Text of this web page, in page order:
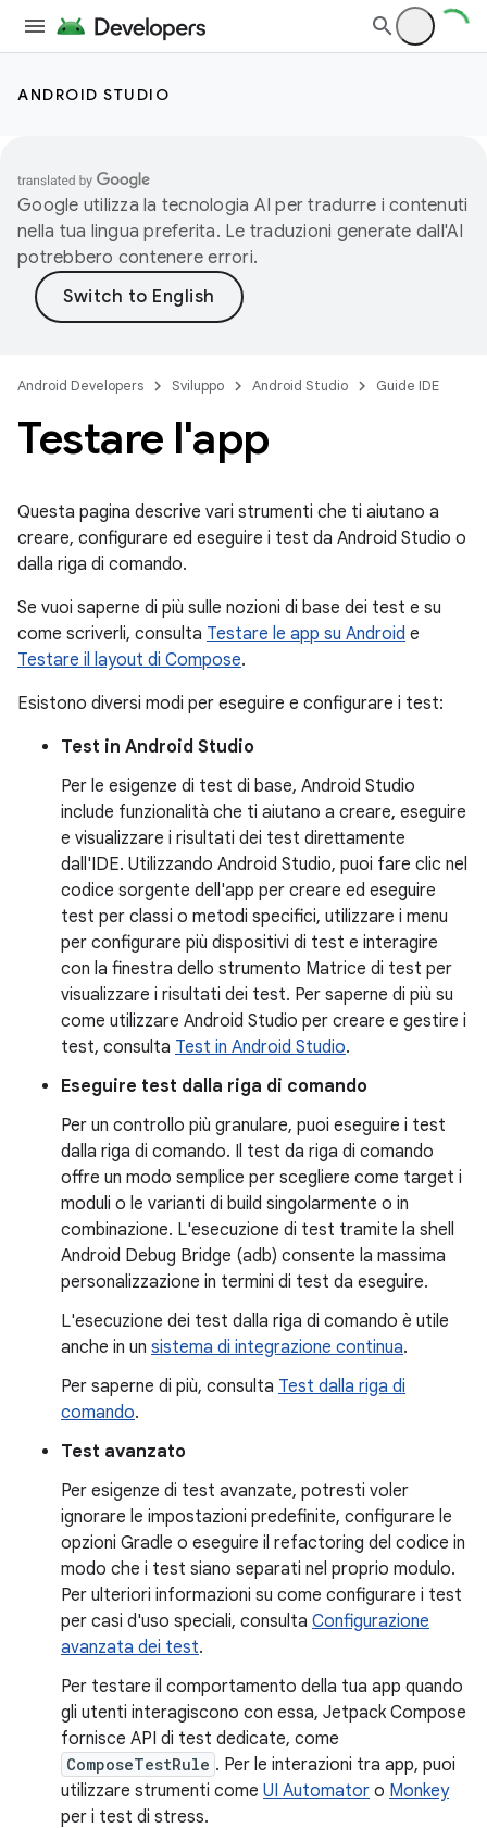
ANDROID STUDIO
Google utilizza la tecnologia AI per tradurre i contenuti
nella tua lingua preferita. Le traduzioni generate dall'AI
potrebbero contenere errori.
Android Developers Sviluppo Android Studio Guide IDE
Testare l'app
Questa pagina descrive vari strumenti che ti aiutano a
creare, configurare ed eseguire i test da Android Studio o
dalla riga di comando.
Se vuoi saperne di più sulle nozioni di base dei test e su
come scriverli, consulta Testare le app su Android e
Testare il layout di Compose.
Esistono diversi modi per eseguire e configurare i test:
Test in Android Studio
Per le esigenze di test di base, Android Studio
include funzionalità che ti aiutano a creare, eseguire
e visualizzare i risultati dei test direttamente
dall'IDE. Utilizzando Android Studio, puoi fare clic nel
codice sorgente dell'app per creare ed eseguire
test per classi o metodi specifici, utilizzare i menu
per configurare più dispositivi di test e interagire
con la finestra dello strumento Matrice di test per
visualizzare i risultati dei test. Per saperne di più su
come utilizzare Android Studio per creare e gestire i
test, consulta Test in Android Studio.
Eseguire test dalla riga di comando
Per un controllo più granulare, puoi eseguire i test
dalla riga di comando. Il test da riga di comando
offre un modo semplice per scegliere come target i
moduli o le varianti di build singolarmente o in
combinazione. L'esecuzione di test tramite la shell
Android Debug Bridge (adb) consente la massima
personalizzazione in termini di test da eseguire.
L'esecuzione dei test dalla riga di comando è utile
anche in un sistema di integrazione continua.
Per saperne di più, consulta Test dalla riga di
comando.
Test avanzato
Per esigenze di test avanzate, potresti voler
ignorare le impostazioni predefinite, configurare le
opzioni Gradle o eseguire il refactoring del codice in
modo che i test siano separati nel proprio modulo.
Per ulteriori informazioni su come configurare i test
per casi d'uso speciali, consulta Configurazione
avanzata dei test.
Per testare il comportamento della tua app quando
gli utenti interagiscono con essa, Jetpack Compose
fornisce API di test dedicate, come
ComposeTestRule . Per le interazioni tra app, puoi
utilizzare strumenti come UI Automator o Monkey
per i test di stress.